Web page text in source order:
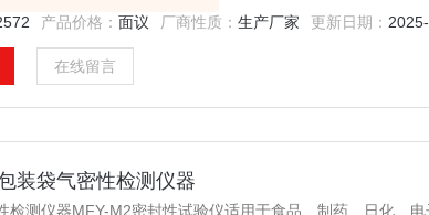
试验后的试件的密封性能测试。
产品价格： 面议 厂商性质： 生产厂家 更新日期：
在线留言
装袋气密性检测仪器
检测仪器MFY-M2密封性试验仪适用于食品、制药、日化、